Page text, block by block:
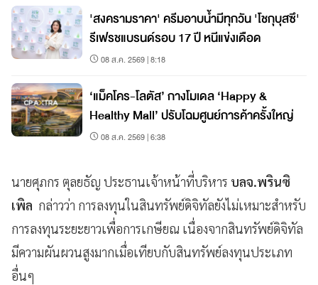
'สงครามราคา' ครีมอาบน้ำมีทุกวัน 'โชกุบุสซึ'
รีเฟรชแบรนด์รอบ 17 ปี หนีแข่งเดือด
08 ส.ค. 2569 | 8:18
‘แม็คโคร-โลตัส’ กางโมเดล ‘Happy &
Healthy Mall’ ปรับโฉมศูนย์การค้าครั้งใหญ่
08 ส.ค. 2569 | 6:38
นายศุภกร ตุลยธัญ ประธานเจ้าหน้าที่บริหาร บลจ.พรินซิ
เพิล กล่าวว่า การลงทุนในสินทรัพย์ดิจิทัลยังไม่เหมาะสำหรับ
การลงทุนระยะยาวเพื่อการเกษียณ เนื่องจากสินทรัพย์ดิจิทัล
มีความผันผวนสูงมากเมื่อเทียบกับสินทรัพย์ลงทุนประเภท
อื่นๆ